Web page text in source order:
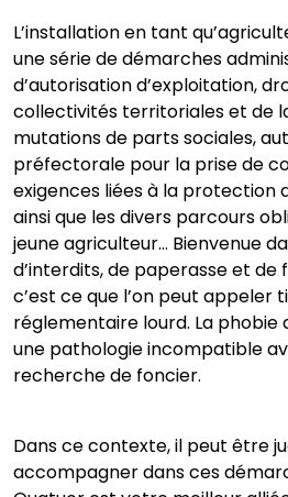
L’installation en tant
une série de démarches
d’autorisation d’exploitation,
collectivités territoriales et de
mutations de parts sociales,
préfectorale pour la prise de
exigences liées à la protection
ainsi que les divers parcours
jeune agriculteur… Bienvenue
d’interdits, de paperasse et de
c’est ce que l’on peut appeler
réglementaire lourd. La
une pathologie incompatible
recherche de foncier.
Dans ce contexte, il peut être
accompagner dans ces